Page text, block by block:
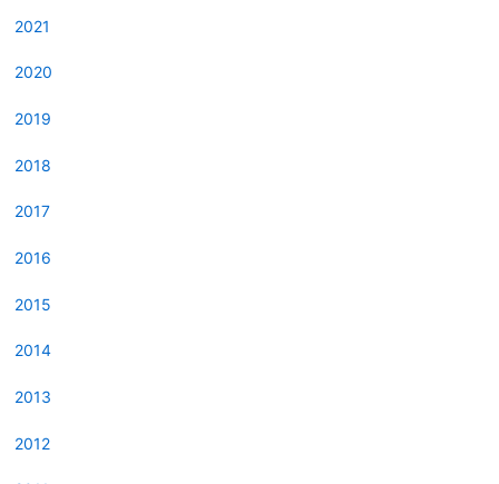
2021
2020
2019
2018
2017
2016
2015
2014
2013
2012